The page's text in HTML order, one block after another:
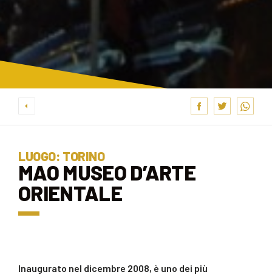
LUOGO: TORINO
MAO MUSEO D’ARTE
ORIENTALE
Inaugurato nel dicembre 2008, è uno dei più